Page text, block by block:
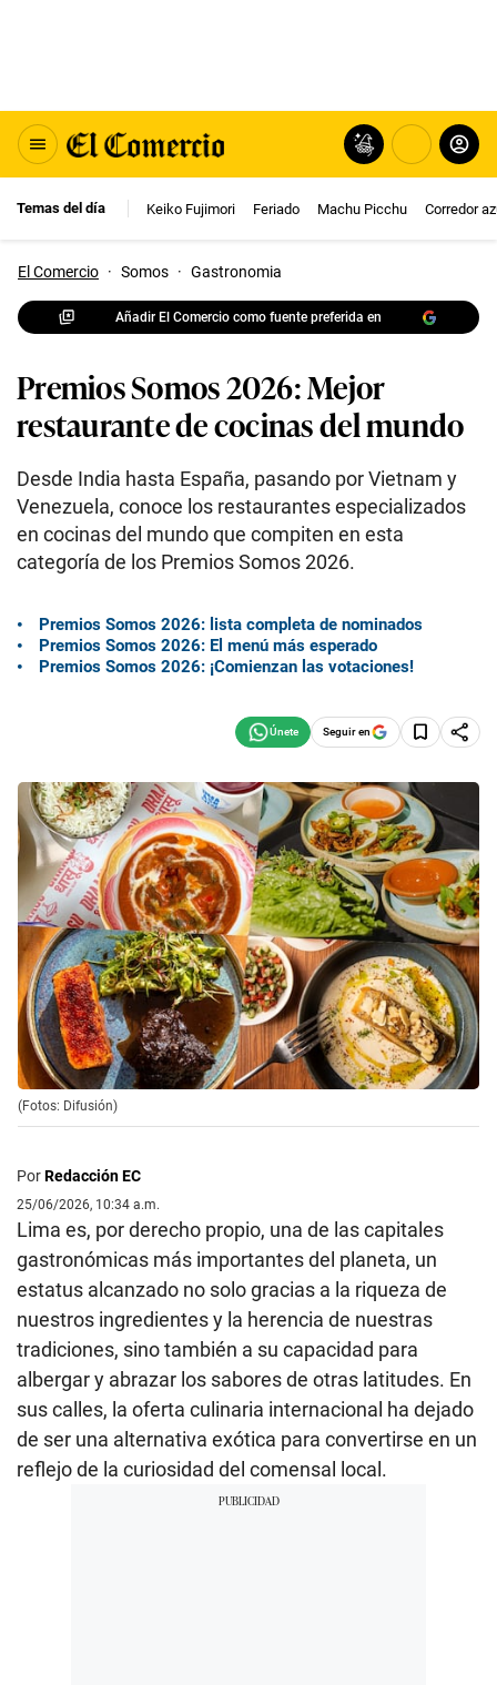
Temas del día Keiko Fujimori Feriado Machu Picchu Corredor
El Comercio · Somos · Gastronomia
Añadir El Comercio como fuente preferida en
Premios Somos 2026: Mejor
restaurante de cocinas del mundo
Desde India hasta España, pasando por Vietnam y
Venezuela, conoce los restaurantes especializados
en cocinas del mundo que compiten en esta
categoría de los Premios Somos 2026.
Premios Somos 2026: lista completa de nominados
Premios Somos 2026: El menú más esperado
Premios Somos 2026: ¡Comienzan las votaciones!
Seguir en
(Fotos: Difusión)
PorRedacción EC
25/06/2026, 10:34 a.m.
Lima es, por derecho propio, una de las capitales
gastronómicas más importantes del planeta, un
estatus alcanzado no solo gracias a la riqueza de
nuestros ingredientes y la herencia de nuestras
tradiciones, sino también a su capacidad para
albergar y abrazar los sabores de otras latitudes. En
sus calles, la oferta culinaria internacional ha dejado
de ser una alternativa exótica para convertirse en un
reflejo de la curiosidad del comensal local.